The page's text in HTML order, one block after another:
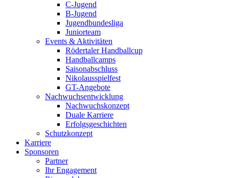
C-Jugend
B-Jugend
Jugendbundesliga
Juniorteam
Events & Aktivitäten
Rödertaler Handballcup
Handballcamps
Saisonabschluss
Nikolausspielfest
GT-Angebote
Nachwuchsentwicklung
Nachwuchskonzept
Duale Karriere
Erfolgsgeschichten
Schutzkonzept
Karriere
Sponsoren
Partner
Ihr Engagement